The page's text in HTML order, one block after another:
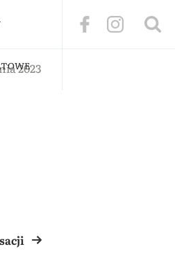
2023